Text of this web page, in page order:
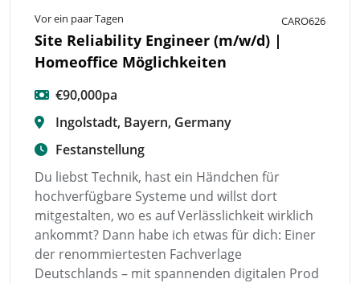
Vor ein paar Tagen CARO626
Site Reliability Engineer (m/w/d) |
Homeoffice Möglichkeiten
€90,000pa
Ingolstadt, Bayern, Germany
Festanstellung
Du liebst Technik, hast ein Händchen für
hochverfügbare Systeme und willst dort
mitgestalten, wo es auf Verlässlichkeit wirklich
ankommt? Dann habe ich etwas für dich: Einer
der renommiertesten Fachverlage
Deutschlands – mit spannenden digitalen Prod